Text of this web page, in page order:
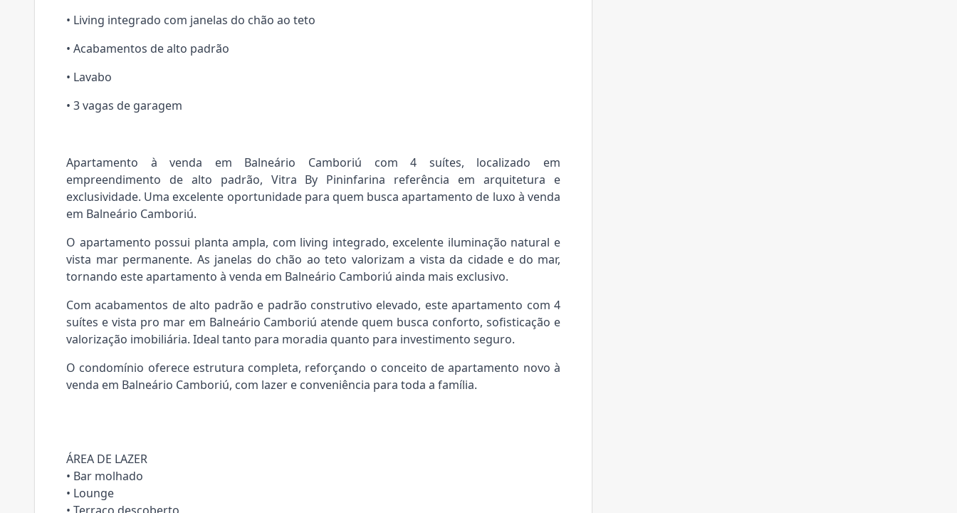
• Living integrado com janelas do chão ao teto
• Acabamentos de alto padrão
• Lavabo
• 3 vagas de garagem
Apartamento à venda em Balneário Camboriú com 4 suítes, localizado em
empreendimento de alto padrão, Vitra By Pininfarina referência em arquitetura e
exclusividade. Uma excelente oportunidade para quem busca apartamento de luxo à venda
em Balneário Camboriú.
O apartamento possui planta ampla, com living integrado, excelente iluminação natural e
vista mar permanente. As janelas do chão ao teto valorizam a vista da cidade e do mar,
tornando este apartamento à venda em Balneário Camboriú ainda mais exclusivo.
Com acabamentos de alto padrão e padrão construtivo elevado, este apartamento com 4
suítes e vista pro mar em Balneário Camboriú atende quem busca conforto, sofisticação e
valorização imobiliária. Ideal tanto para moradia quanto para investimento seguro.
O condomínio oferece estrutura completa, reforçando o conceito de apartamento novo à
venda em Balneário Camboriú, com lazer e conveniência para toda a família.
ÁREA DE LAZER
• Bar molhado
• Lounge